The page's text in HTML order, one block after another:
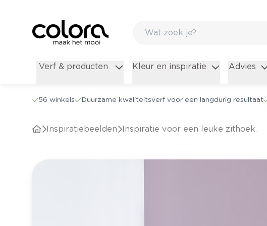
Verf & producten Kleur en inspiratie Advies
56 winkels Duurzame kwaliteitsverf voor een langdurig resultaat
Inspiratiebeelden Inspiratie voor een leuke zithoek.